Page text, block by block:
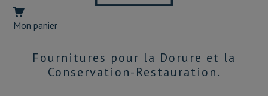
Mon panier
Fournitures pour la Dorure et la
Conservation-Restauration.